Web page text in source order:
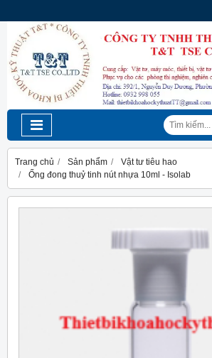
Trang chủ Sản phẩm
Vật tư tiêu hao
Ống đong thuỷ tinh nút nhựa 10ml - Isolab